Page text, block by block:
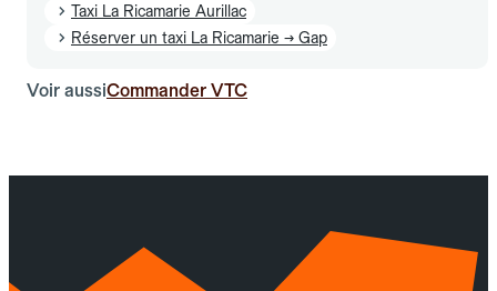
Taxi La Ricamarie Aurillac
Réserver un taxi La Ricamarie → Gap
Voir aussiCommander VTC